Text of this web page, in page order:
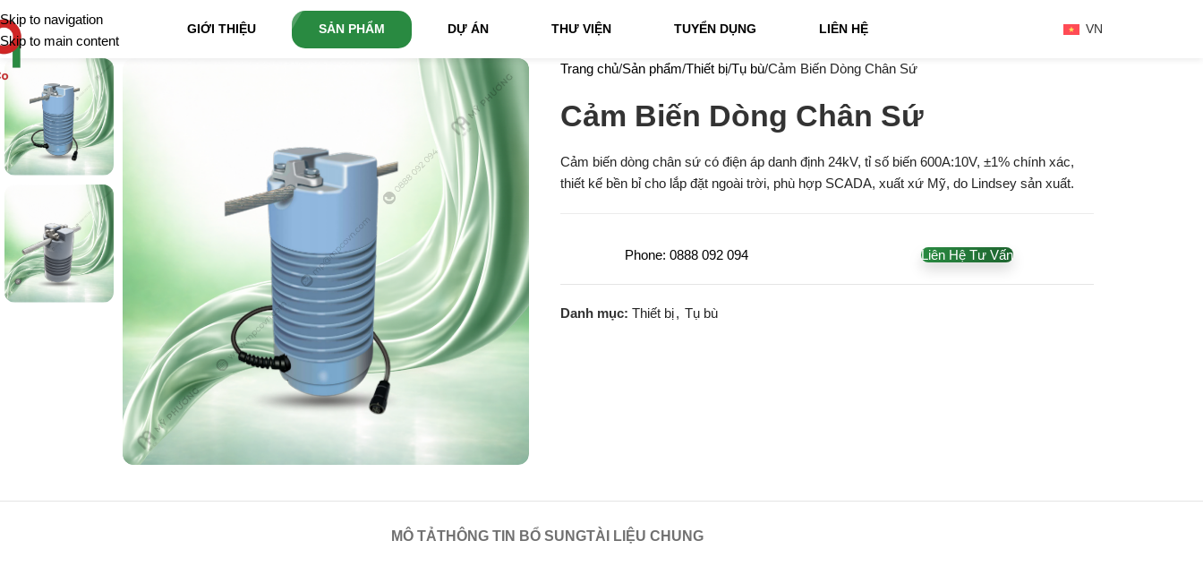
Skip to navigation
Skip to main content
GIỚI THIỆU SẢN PHẨM DỰ ÁN THƯ VIỆN TUYỂN DỤNG LIÊN HỆ VN
Trang chủ Sản phẩm Thiết bị Tụ bù Cảm Biến Dòng Chân Sứ
Cảm Biến Dòng Chân Sứ
Cảm biến dòng chân sứ có điện áp danh định 24kV, tỉ số biến 600A:10V, ±1% chính xác,
thiết kế bền bỉ cho lắp đặt ngoài trời, phù hợp SCADA, xuất xứ Mỹ, do Lindsey sản xuất.
Phone: 0888 092 094 Liên Hệ Tư Vấn
Danh mục: Thiết bị, Tụ bù
MÔ TẢTHÔNG TIN BỔ SUNGTÀI LIỆU CHUNG